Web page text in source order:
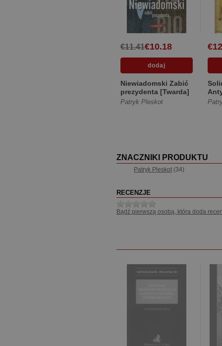
€10.18
€11.41
Niewiadomski Zabić
prezydenta [Twarda]
Patryk Pleskot
ZNACZNIKI PRODUKTU
Patryk Pleskot (34)
RECENZJE
Bądź pierwszą osobą, która doda